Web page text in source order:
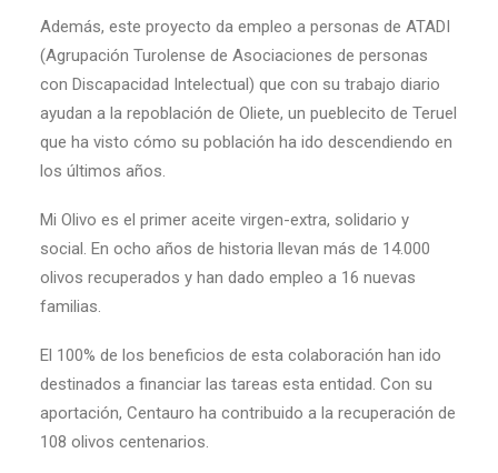
Además, este proyecto da empleo a personas de ATADI
(Agrupación Turolense de Asociaciones de personas
con Discapacidad Intelectual) que con su trabajo diario
ayudan a la repoblación de Oliete, un pueblecito de Teruel
que ha visto cómo su población ha ido descendiendo en
los últimos años.
Mi Olivo es el primer aceite virgen-extra, solidario y
social. En ocho años de historia llevan más de 14.000
olivos recuperados y han dado empleo a 16 nuevas
familias.
El 100% de los beneficios de esta colaboración han ido
destinados a financiar las tareas esta entidad. Con su
aportación, Centauro ha contribuido a la recuperación de
108 olivos centenarios.